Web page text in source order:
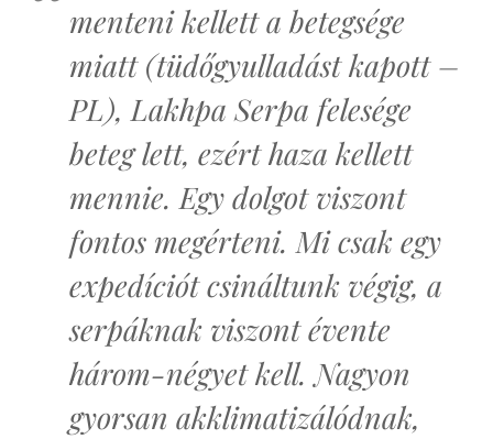
menteni kellett a betegsége
miatt (tüdőgyulladást kapott –
PL), Lakhpa Serpa felesége
beteg lett, ezért haza kellett
mennie. Egy dolgot viszont
fontos megérteni. Mi csak egy
expedíciót csináltunk végig, a
serpáknak viszont évente
három-négyet kell. Nagyon
gyorsan akklimatizálódnak,